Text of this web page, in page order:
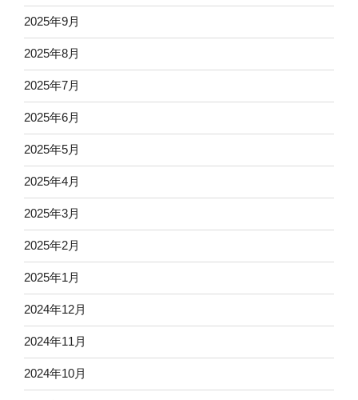
2025年9月
2025年8月
2025年7月
2025年6月
2025年5月
2025年4月
2025年3月
2025年2月
2025年1月
2024年12月
2024年11月
2024年10月